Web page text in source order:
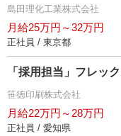
島田理化工業株式会社
月給25万円～32万円
正社員 / 東京都
「採用担当」フレッ
笹徳印刷株式会社
月給22万円～28万円
正社員 / 愛知県